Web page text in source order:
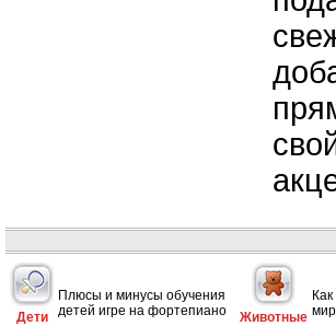
Дети
Плюсы и минусы обучения
детей игре на фортепиано
Животные